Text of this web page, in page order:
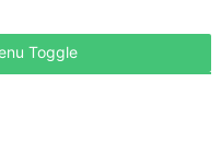
Toggle